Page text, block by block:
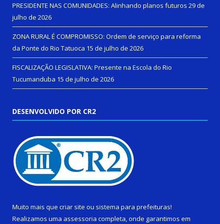
PRESIDENTE NAS COMUNIDADES: Alinhando planos futuros 29 de
julho de 2026
ZONA RURAL É COMPROMISSO: Ordem de serviço para reforma
da Ponte do Rio Tatuoca 15 de julho de 2026
FISCALIZAÇÃO LEGISLATIVA: Presente na Escola do Rio
Tucumanduba 15 de julho de 2026
DESENVOLVIDO POR CR2
Muito mais que criar site ou sistema para prefeituras!
Realizamos uma assessoria completa, onde garantimos em